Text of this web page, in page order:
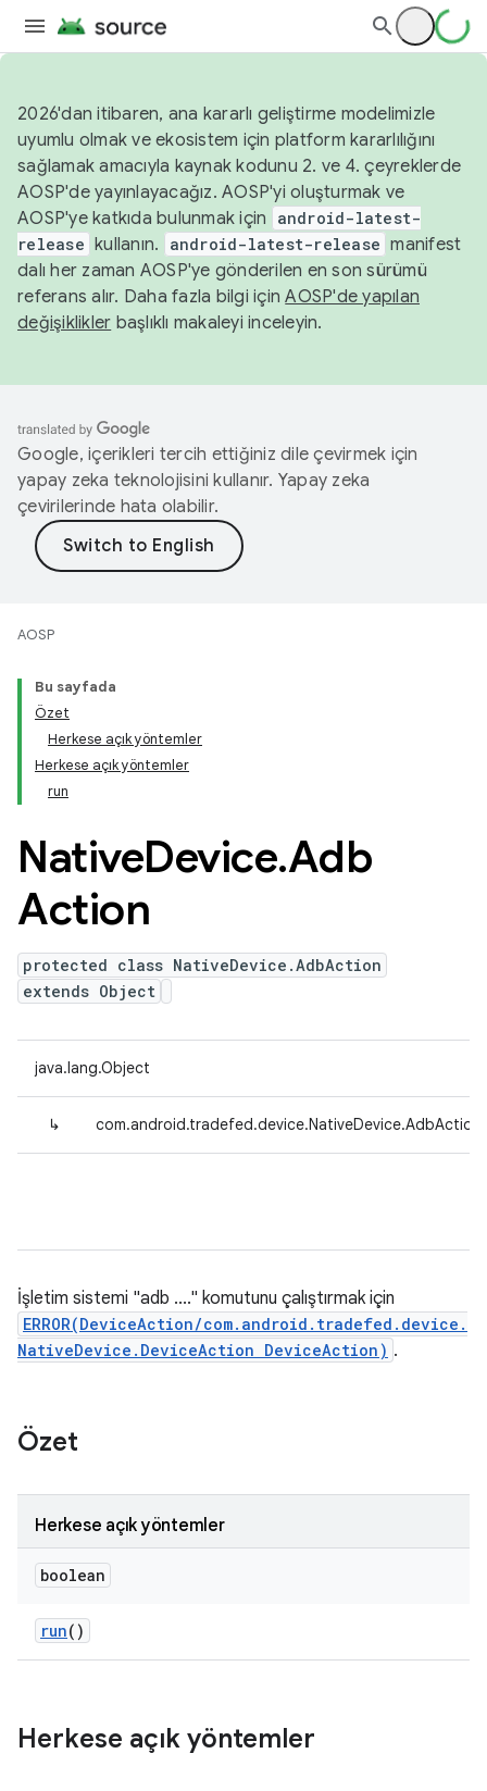
2026'dan itibaren, ana kararlı geliştirme modelimizle
uyumlu olmak ve ekosistem için platform kararlılığını
sağlamak amacıyla kaynak kodunu 2. ve 4. çeyreklerde
AOSP'de yayınlayacağız. AOSP'yi oluşturmak ve
AOSP'ye katkıda bulunmak için
android-latest-
release kullanın. android-latest-release manifest
dalı her zaman AOSP'ye gönderilen en son sürümü
referans alır. Daha fazla bilgi içinAOSP'de yapılan
değişiklikler başlıklı makaleyi inceleyin.
Google, içerikleri tercih ettiğiniz dile çevirmek için
yapay zeka teknolojisini kullanır. Yapay zeka
çevirilerinde hata olabilir.
AOSP
Bu sayfada
Özet
Herkese açık yöntemler
Herkese açık yöntemler
run
NativeDevice.Adb
Action
protected class NativeDevice.AdbAction
extends Object
java.lang.Object
↳ com.android.tradefed.device.NativeDevice.AdbAction
İşletim sistemi "adb ...." komutunu çalıştırmak için
ERROR(DeviceAction/com.android.tradefed.device.
NativeDevice.DeviceAction DeviceAction) .
Özet
Herkese açık yöntemler
boolean
run()
Herkese açık yöntemler